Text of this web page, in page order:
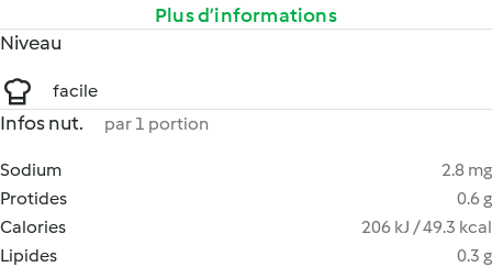
Plus d’informations
Niveau
facile
Infos nut. par 1 portion
Sodium
2.8 mg
Protides
0.6 g
Calories
206 kJ / 49.3 kcal
Lipides
0.3 g